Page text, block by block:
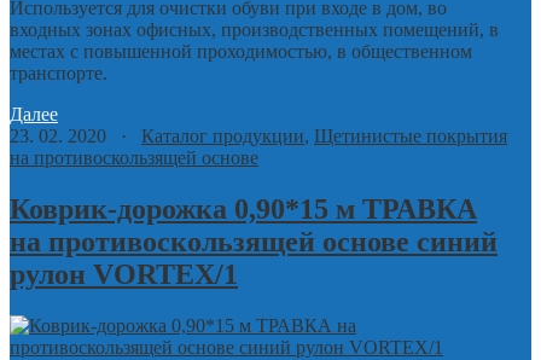
Используется для очистки обуви при входе в дом, во
входных зонах офисных, производственных помещений, в
местах с повышенной проходимостью, в общественном
транспорте.
Далее
23. 02. 2020 · Каталог продукции, Щетинистые покрытия
на противоскользящей основе
Коврик-дорожка 0,90*15 м ТРАВКА
на противоскользящей основе синий
рулон VORTEX/1